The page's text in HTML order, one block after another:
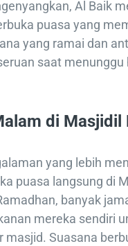
Al Baik
puasa yang
yang ramai dan
saat menunggu
di Masjidil
yang lebih
puasa langsung di
banyak
mereka sendiri
masjid. Suasana